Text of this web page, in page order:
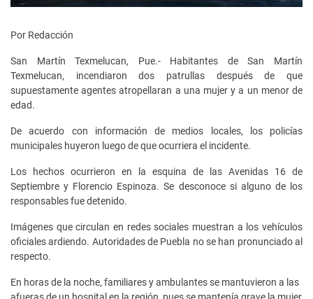
Por Redacción
San Martín Texmelucan, Pue.- Habitantes de San Martín
Texmelucan, incendiaron dos patrullas después de que
supuestamente agentes atropellaran a una mujer y a un menor de
edad.
De acuerdo con información de medios locales, los policías
municipales huyeron luego de que ocurriera el incidente.
Los hechos ocurrieron en la esquina de las Avenidas 16 de
Septiembre y Florencio Espinoza. Se desconoce si alguno de los
responsables fue detenido.
Imágenes que circulan en redes sociales muestran a los vehículos
oficiales ardiendo. Autoridades de Puebla no se han pronunciado al
respecto.
En horas de la noche, familiares y ambulantes se mantuvieron a las